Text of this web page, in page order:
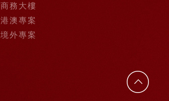
商務大樓
港澳專案
境外專案